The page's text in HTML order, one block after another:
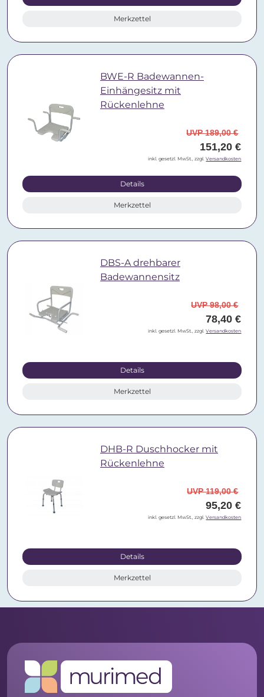
Merkzettel
BWE-R Badewannen-
Einhängesitz mit
Rückenlehne
UVP 189,00 €
151,20 €
inkl. gesetzl. MwSt., zzgl.Versandkosten
Details
Merkzettel
DBS-A drehbarer
Badewannensitz
UVP 98,00 €
78,40 €
inkl. gesetzl. MwSt., zzgl.Versandkosten
Details
Merkzettel
DHB-R Duschhocker mit
Rückenlehne
UVP 119,00 €
95,20 €
inkl. gesetzl. MwSt., zzgl.Versandkosten
Details
Merkzettel